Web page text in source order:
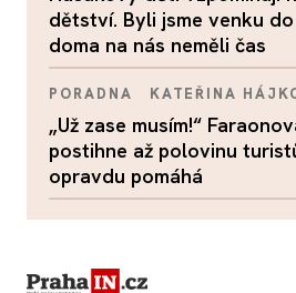
dětství. Byli jsme venku
doma na nás neměli čas
PORADNA KATEŘINA
„Už zase musím!“
postihne až polovinu
opravdu pomáhá